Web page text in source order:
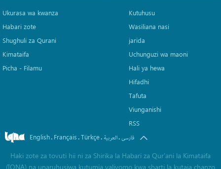
Ukurasa wa kwanza
Habari zote
Shughuli za Qurani
Kimataifa
Picha‎ - Filamu‎
Kutuhusu
Wasiliana nasi
jarida
Uchunguzi wa maoni
Hali ya hewa
Hifadhi
Tafuta
Viunganishi
RSS
English. Français.Türkçe. العربیة.فارسی
Haki zote za tovuti hii ni za Shirika la Habari za Qur'ani la Kimataifa
(IQNA) na unaruhusiwa kutumia yaliyomo kwa sharti la kutaja chanzo